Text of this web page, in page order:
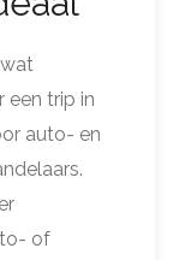
een trip in
auto- en
of